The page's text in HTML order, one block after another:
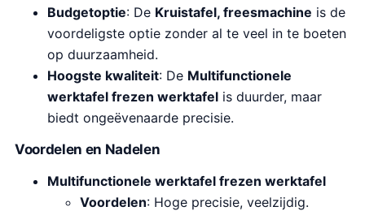
Budgetoptie: De Kruistafel, freesmachine is de
voordeligste optie zonder al te veel in te boeten
op duurzaamheid.
Hoogste kwaliteit: De Multifunctionele
werktafel frezen werktafel is duurder, maar
biedt ongeëvenaarde precisie.
Voordelen en Nadelen
Multifunctionele werktafel frezen werktafel
Voordelen: Hoge precisie, veelzijdig.